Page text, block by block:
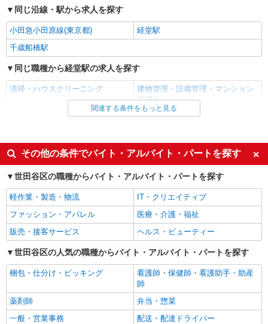
キープ 詳細を見る
パート
銀泉ビルパートナーズ株式会社（お仕事No.51）
オフィスビル清掃スタッフ
時給1300円 ※残業なし
東京都世田谷区三軒茶屋2
正社員
株式会社リジョイスカンパニー（115801）
大学病院の清掃
月給22万4900円以上 ※研修期間2ヶ月間は給
与95％支給
昭和医科大学烏山病院（東京都世田谷区北烏山
キープ 詳細を見る
正社員
株式会社リジョイスカンパニー（115801）
大学病院の清掃
同じ沿線・駅から求人を探す
小田急小田原線(東京都)
経堂駅
千歳船橋駅
同じ職種から経堂駅の求人を探す
清掃・ハウスクリーニング
建物管理・設備管理・マンション
管理員
アルバイト パート
同じ特徴から経堂駅の求人を探す
未経験歓迎
主婦・主夫歓迎
シニア（60代～）活躍中
土日祝休み
平日のみ勤務OK
交通費支給
同じ職種から求人を探す
清掃・警備・ビルメンテナンス・設備管理
清掃・ハウスクリーニング
建物管理・設備管理・マンショ
ン管理員
同じ特徴から求人を探す
関連する条件をもっと見る
その他の条件でバイト・アルバイト・パートを探す
世田谷区の職種からバイト・アルバイト・パートを探す
軽作業・製造・物流
IT・クリエイティブ
ファッション・アパレル
医療・介護・福祉
販売・接客サービス
ヘルス・ビューティー
世田谷区の人気の職種からバイト・アルバイト・パートを探す
梱包・仕分け・ピッキング
看護師・保健師・看護助手・助産
師
薬剤師
弁当・惣菜
一般・営業事務
配送・配達ドライバー